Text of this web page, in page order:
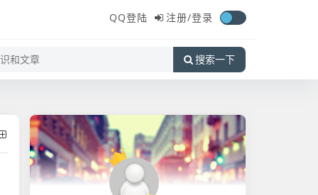
QQ登陆 注册/登录
搜索一下